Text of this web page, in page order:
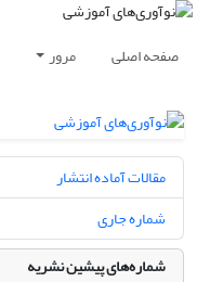
صفحه اصلی مرور
مقالات آماده انتشار
شماره جاری
شماره‌های پیشین نشریه